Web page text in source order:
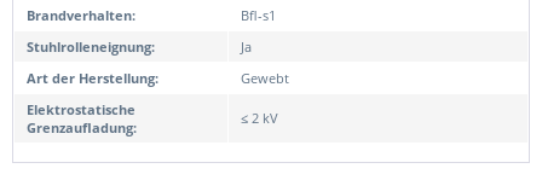
Brandverhalten:
Bfl-s1
Stuhlrolleneignung:
Ja
Art der Herstellung:
Gewebt
Elektrostatische
Grenzaufladung:
≤ 2 kV